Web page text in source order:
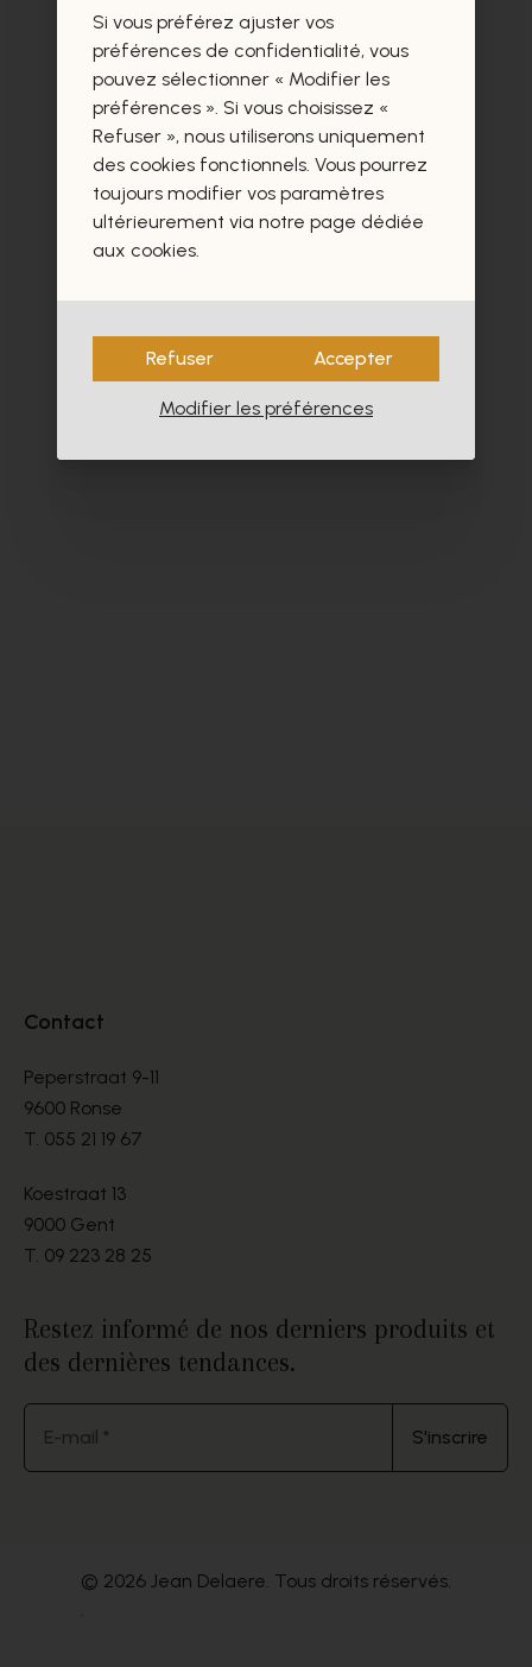
Ces produits vous intéresseront
certainement aussi.
- 40%
Contact
Peperstraat 9-11
9600 Ronse
T. 055 21 19 67
Koestraat 13
9000 Gent
T. 09 223 28 25
Restez informé de nos derniers produits et
des dernières tendances.
E-mail * S'inscrire
© 2026 Jean Delaere. Tous droits réservés.
.
Si vous préférez ajuster vos
préférences de confidentialité, vous
pouvez sélectionner « Modifier les
préférences ». Si vous choisissez «
Refuser », nous utiliserons uniquement
des cookies fonctionnels. Vous pourrez
toujours modifier vos paramètres
ultérieurement via notre page dédiée
aux cookies.
Refuser Accepter
Modifier les préférences